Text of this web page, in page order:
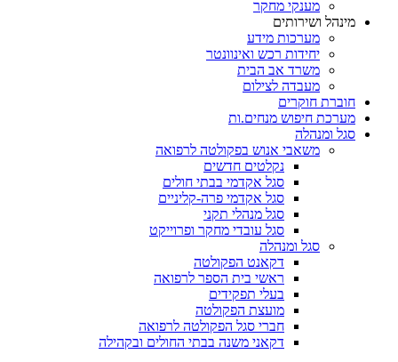
מענקי מחקר
מינהל ושירותים
מערכות מידע
יחידות רכש ואינוונטר
משרד אב הבית
מעבדה לצילום
חוברת חוקרים
מערכת חיפוש מנחים.ות
סגל ומנהלה
משאבי אנוש בפקולטה לרפואה
נקלטים חדשים
סגל אקדמי בבתי חולים
סגל אקדמי פרה-קליניים
סגל מנהלי תקני
סגל עובדי מחקר ופרוייקט
סגל ומנהלה
דקאנט הפקולטה
ראשי בית הספר לרפואה
בעלי תפקידים
מועצת הפקולטה
חברי סגל הפקולטה לרפואה
דקאני משנה בבתי החולים ובקהילה